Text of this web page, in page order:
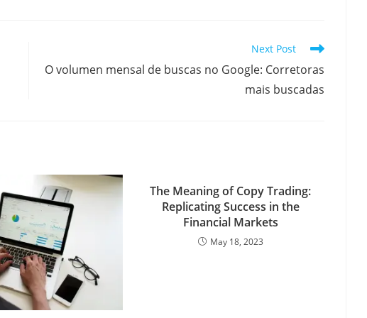
Next Post
O volumen mensal de buscas no Google: Corretoras
mais buscadas
The Meaning of Copy Trading:
Replicating Success in the
Financial Markets
May 18, 2023